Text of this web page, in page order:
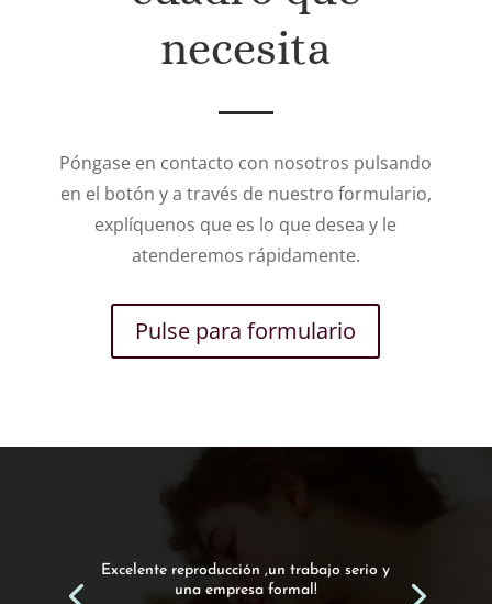
necesita
Póngase en contacto con nosotros pulsando
en el botón y a través de nuestro formulario,
explíquenos que es lo que desea y le
atenderemos rápidamente.
Pulse para formulario
Excelente reproducción ,un trabajo serio y
una empresa formal!